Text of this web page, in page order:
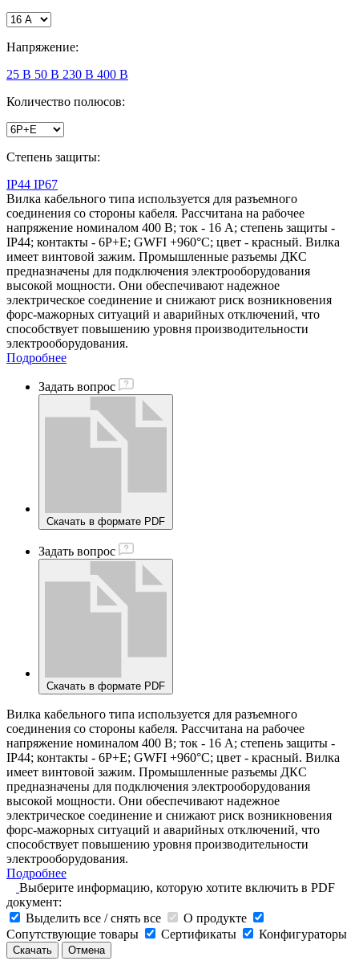
Напряжение:
25 В 50 В 230 В 400 В
Количество полюсов:
Степень защиты:
IP44 IP67
Вилка кабельного типа используется для разъемного
соединения со стороны кабеля. Рассчитана на рабочее
напряжение номиналом 400 В; ток - 16 А; степень защиты -
IP44; контакты - 6P+E; GWFI +960°С; цвет - красный. Вилка
имеет винтовой зажим. Промышленные разъемы ДКС
предназначены для подключения электрооборудования
высокой мощности. Они обеспечивают надежное
электрическое соединение и снижают риск возникновения
форс-мажорных ситуаций и аварийных отключений, что
способствует повышению уровня производительности
электрооборудования.
Подробнее
Задать вопрос
Скачать в формате PDF
Задать вопрос
Скачать в формате PDF
Вилка кабельного типа используется для разъемного
соединения со стороны кабеля. Рассчитана на рабочее
напряжение номиналом 400 В; ток - 16 А; степень защиты -
IP44; контакты - 6P+E; GWFI +960°С; цвет - красный. Вилка
имеет винтовой зажим. Промышленные разъемы ДКС
предназначены для подключения электрооборудования
высокой мощности. Они обеспечивают надежное
электрическое соединение и снижают риск возникновения
форс-мажорных ситуаций и аварийных отключений, что
способствует повышению уровня производительности
электрооборудования.
Подробнее
Выберите информацию, которую хотите включить в PDF
документ:
Выделить все / снять все
О продукте
Сопутствующие товары
Сертификаты Конфигураторы
Скачать Отмена